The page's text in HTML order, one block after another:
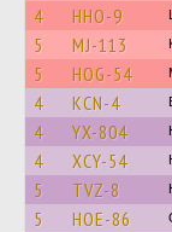
4 HHO-9
5 MJ-113
5 HOG-54
4 KCN-4
4 YX-804
4 XCY-54
5 TVZ-8
5 HOE-86